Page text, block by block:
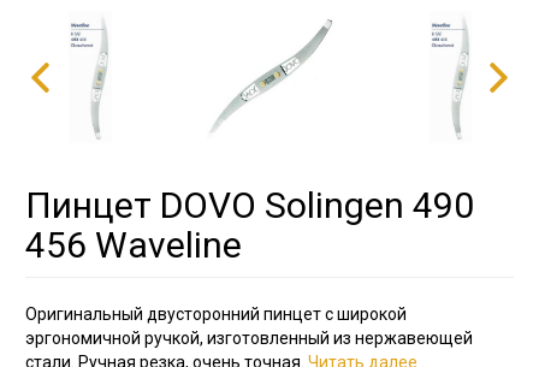
Пинцет DOVO Solingen 490
456 Waveline
Оригинальный двусторонний пинцет с широкой
эргономичной ручкой, изготовленный из нержавеющей
стали. Ручная резка, очень точная. Читать далее ..